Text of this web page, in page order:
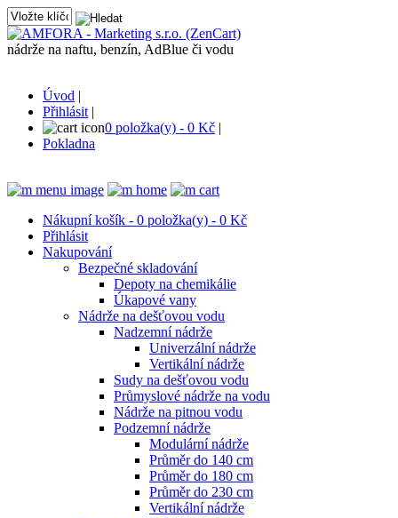
nádrže na naftu, benzín, AdBlue či vodu
Úvod |
Přihlásit |
0 položka(y) - 0 Kč |
Pokladna
Nákupní košík - 0 položka(y) - 0 Kč
Přihlásit
Nakupování
Bezpečné skladování
Depoty na chemikálie
Úkapové vany
Nádrže na dešťovou vodu
Nadzemní nádrže
Univerzální nádrže
Vertikální nádrže
Sudy na dešťovou vodu
Průmyslové nádrže na vodu
Nádrže na pitnou vodu
Podzemní nádrže
Modulární nádrže
Průměr do 140 cm
Průměr do 180 cm
Průměr do 230 cm
Vertikální nádrže